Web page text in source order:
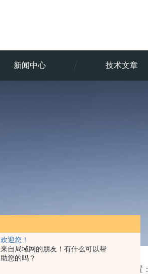
欢迎您！
来自局域网的朋友！有什么可以帮
助您的吗？
新闻中心 技术文章
我的位置：